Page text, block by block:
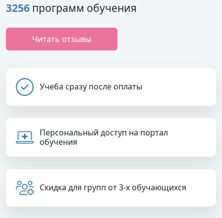
3256 программ обучения
Читать отзывы
Учеба сразу после оплаты
Персональный доступ на портал
обучения
Скидка для групп от 3-х обучающихся